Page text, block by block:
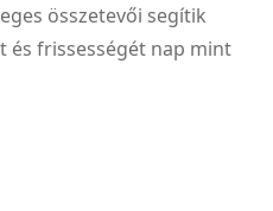
összetevői segítik
és frissességét nap mint